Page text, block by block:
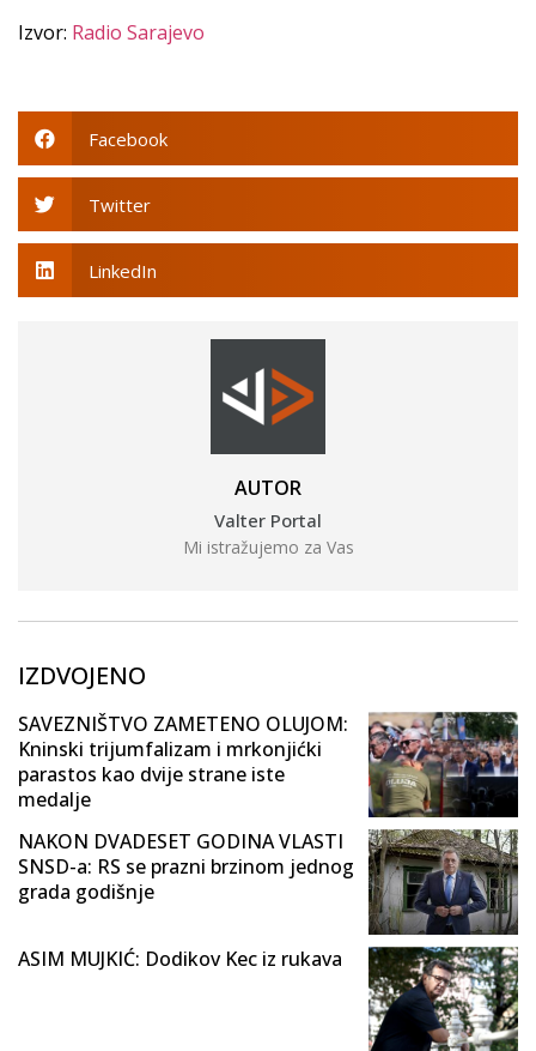
Izvor: Radio Sarajevo
Facebook
Twitter
LinkedIn
AUTOR
Valter Portal
Mi istražujemo za Vas
IZDVOJENO
SAVEZNIŠTVO ZAMETENO OLUJOM:
Kninski trijumfalizam i mrkonjićki
parastos kao dvije strane iste
medalje
NAKON DVADESET GODINA VLASTI
SNSD-a: RS se prazni brzinom jednog
grada godišnje
ASIM MUJKIĆ: Dodikov Kec iz rukava